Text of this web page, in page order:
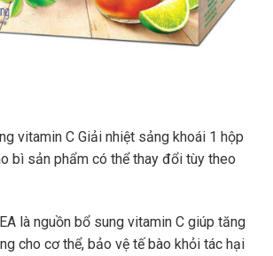
vitamin C Giải nhiệt sảng khoái 1 hộp
bì sản phẩm có thể thay đổi tùy theo
là nguồn bổ sung vitamin C giúp tăng
cho cơ thể, bảo vệ tế bào khỏi tác hại